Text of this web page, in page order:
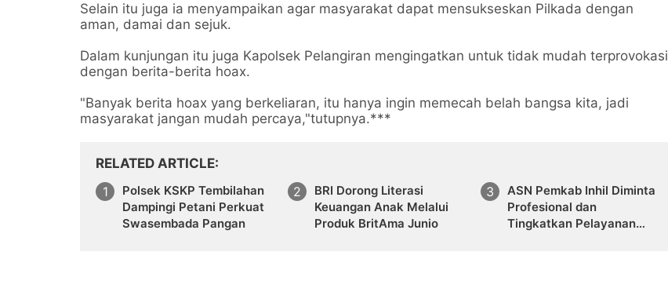
Selain itu juga ia menyampaikan agar masyarakat dapat mensukseskan Pilkada dengan
aman, damai dan sejuk.
Dalam kunjungan itu juga Kapolsek Pelangiran mengingatkan untuk tidak mudah terprovokasi
dengan berita-berita hoax.
"Banyak berita hoax yang berkeliaran, itu hanya ingin memecah belah bangsa kita, jadi
masyarakat jangan mudah percaya,"tutupnya.***
RELATED ARTICLE
Polsek KSKP Tembilahan
Dampingi Petani Perkuat
Swasembada Pangan
BRI Dorong Literasi
Keuangan Anak Melalui
Produk BritAma Junio
ASN Pemkab Inhil Diminta
Profesional dan
Tingkatkan Pelayanan